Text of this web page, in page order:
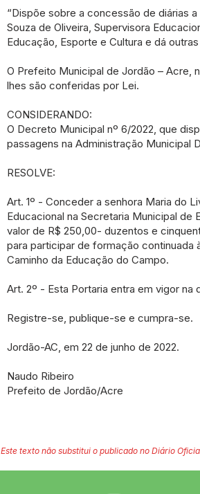
“Dispõe sobre a concessão de diárias
Souza de Oliveira, Supervisora
Educação, Esporte e Cultura e dá
O Prefeito Municipal de Jordão – Acre,
lhes são conferidas por Lei.
CONSIDERANDO:
O Decreto Municipal nº 6/2022, que
passagens na Administração Municipal
RESOLVE:
Art. 1º - Conceder a senhora Maria do
Educacional na Secretaria Municipal de
valor de R$ 250,00- duzentos e
para participar de formação continuada
Caminho da Educação do Campo.
Art. 2º - Esta Portaria entra em vigor na
Registre-se, publique-se e cumpra-se.
Jordão-AC, em 22 de junho de 2022.
Naudo Ribeiro
Prefeito de Jordão/Acre
Este texto não substitui o publicado no Diário